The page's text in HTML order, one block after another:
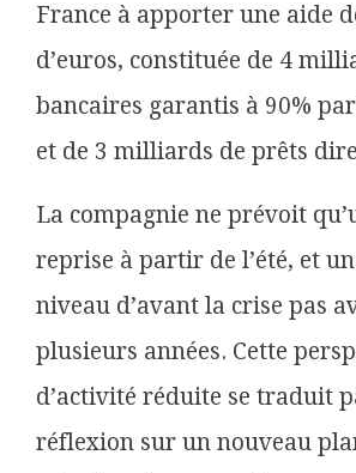
France à apporter une aide
d’euros, constituée de 4
bancaires garantis à 90% par
et de 3 milliards de prêts
La compagnie ne prévoit
reprise à partir de l’été, et
niveau d’avant la crise pas
plusieurs années. Cette
d’activité réduite se traduit
réflexion sur un nouveau